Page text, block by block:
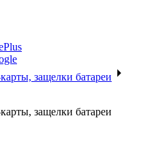
защелки батареи
защелки батареи